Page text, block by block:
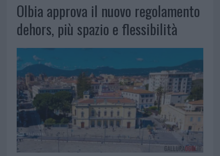
Olbia approva il nuovo regolamento
dehors, più spazio e flessibilità